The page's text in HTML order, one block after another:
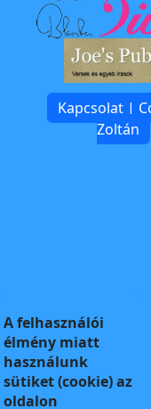
Kapcsolat |
Zoltán
A felhasználói
élmény miatt
használunk
sütiket (cookie) az
oldalon